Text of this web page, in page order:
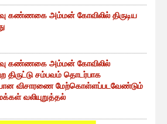
கண்ணகை அம்மன் கோவிலில் திருடிய
கண்ணகை அம்மன் கோவிலில்
திருட்டு சம்பவம் தொடர்பாக
விசாரணை மேற்கொள்ளப்படவேண்டும்
வலியுறுத்தல்